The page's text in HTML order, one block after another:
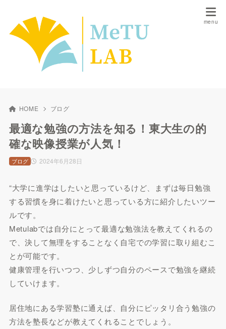
HOME ブログ
最適な勉強の方法を知る！東大生の的
確な映像授業が人気！
2024年6月28日
ブログ
“大学に進学はしたいと思っているけど、まずは毎日勉強
する習慣を身に着けたいと思っている方に紹介したいツー
ルです。
Metulabでは自分にとって最適な勉強法を教えてくれるの
で、決して無理をすることなく自宅での学習に取り組むこ
とが可能です。
健康管理を行いつつ、少しずつ自分のペースで勉強を継続
していけます。
居住地にある学習塾に通えば、自分にピッタリ合う勉強の
方法を塾長などが教えてくれることでしょう。